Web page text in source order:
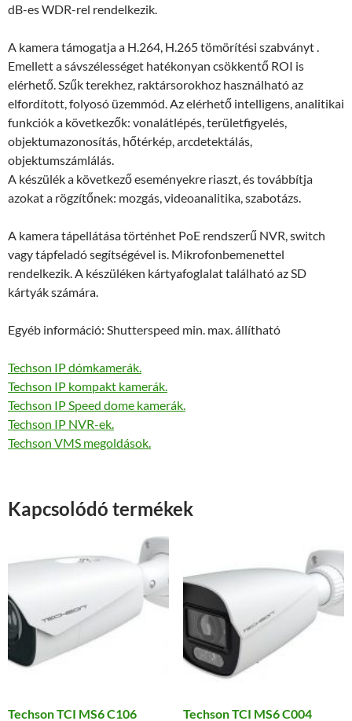
dB-es WDR-rel rendelkezik.
A kamera támogatja a H.264, H.265 tömörítési szabványt .
Emellett a sávszélességet hatékonyan csökkentő ROI is
elérhető. Szűk terekhez, raktársorokhoz használható az
elfordított, folyosó üzemmód. Az elérhető intelligens, analitikai
funkciók a következők: vonalátlépés, területfigyelés,
objektumazonosítás, hőtérkép, arcdetektálás,
objektumszámlálás.
A készülék a következő eseményekre riaszt, és továbbítja
azokat a rögzítőnek: mozgás, videoanalitika, szabotázs.
A kamera tápellátása történhet PoE rendszerű NVR, switch
vagy tápfeladó segítségével is. Mikrofonbemenettel
rendelkezik. A készüléken kártyafoglalat található az SD
kártyák számára.
Egyéb információ: Shutterspeed min. max. állítható
Techson IP dómkamerák.
Techson IP kompakt kamerák.
Techson IP Speed dome kamerák.
Techson IP NVR-ek.
Techson VMS megoldások.
Kapcsolódó termékek
Techson TCI MS6 C106
Techson TCI MS6 C004